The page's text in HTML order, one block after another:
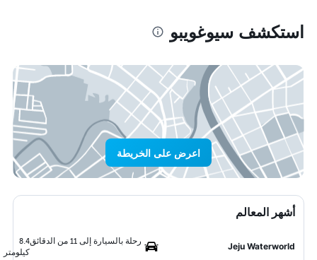
استكشف سيوغويبو
اعرض على الخريطة
أشهر المعالم
Jeju Waterworld
رحلة بالسيارة إلى 11 من الدقائق
8.4
كيلومتر